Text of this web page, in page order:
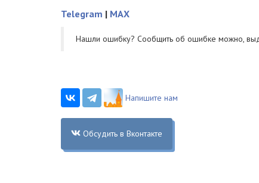
Telegram | MAX
Нашли ошибку? Cообщить об ошибке можно,
Напишите нам
Обсудить в Вконтакте